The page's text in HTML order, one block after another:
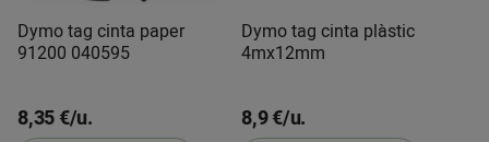
Dymo tag cinta paper
91200 040595
8,35 €/u.
Dymo tag cinta plàstic
4mx12mm
8,9 €/u.